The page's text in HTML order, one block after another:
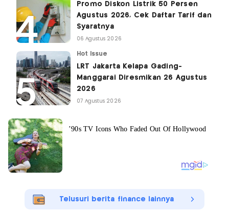
Promo Diskon Listrik 50 Persen
Agustus 2026, Cek Daftar Tarif dan
Syaratnya
06 Agustus 2026
Hot Issue
LRT Jakarta Kelapa Gading-
Manggarai Diresmikan 26 Agustus
2026
07 Agustus 2026
Telusuri berita finance lainnya